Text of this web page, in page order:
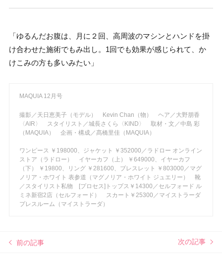
「ゆるんだお腹は、月に２回、高周波のマシンとハンドを掛
け合わせた施術でもみ出し。1回でも効果が感じられて、か
けこみの方も多いみたい」
MAQUIA 12月号
撮影／天日恵美子（モデル） Kevin Chan（物） ヘア／大野朋香
〈AIR〉 スタイリスト／城長さくら〈KIND〉 取材・文／中島 彩
（MAQUIA） 企画・構成／髙橋里佳（MAQUIA）
ワンピース ￥198000、ジャケット ￥352000／ラドロー オンライン
ストア（ラドロー） イヤーカフ（上） ￥649000、イヤーカフ
（下） ￥19800、リング ￥281600、ブレスレット ￥803000／マグ
ノリア・ホワイト 表参道（マグノリア・ホワイト ジュエリー） 靴
／スタイリスト私物 [プロセス]トップス￥14300／セルフォード ル
ミネ新宿2店（セルフォード） スカート￥25300／マイストラーダ
プレスルーム（マイストラーダ）
前の記事 次の記事